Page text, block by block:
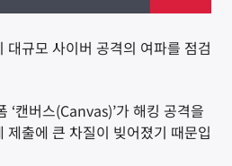
대규모 사이버 공격의 여파를 점검
‘캔버스(Canvas)’가 해킹 공격을
제출에 큰 차질이 빚어졌기 때문입